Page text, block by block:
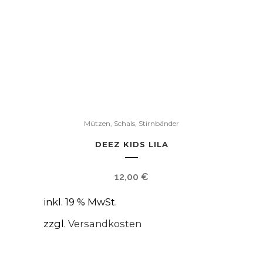
Mützen, Schals, Stirnbänder
DEEZ KIDS LILA
12,00 €
inkl. 19 % MwSt.
zzgl. Versandkosten